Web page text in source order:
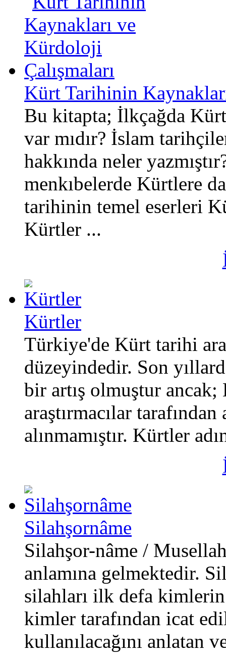
Kürt Tarihinin
Bu kitapta; İlkçağda
var mıdır? İslam
hakkında neler
menkıbelerde Kürtlere
tarihinin temel eserleri
Kürtler ...
Kürtler
Türkiye'de Kürt tarihi
düzeyindedir. Son
bir artış olmuştur
araştırmacılar
alınmamıştır. Kürtler
Silahşornâme
Silahşor-nâme /
anlamına gelmektedir.
silahları ilk defa kimlerin
kimler tarafından icat
kullanılacağını anlatan